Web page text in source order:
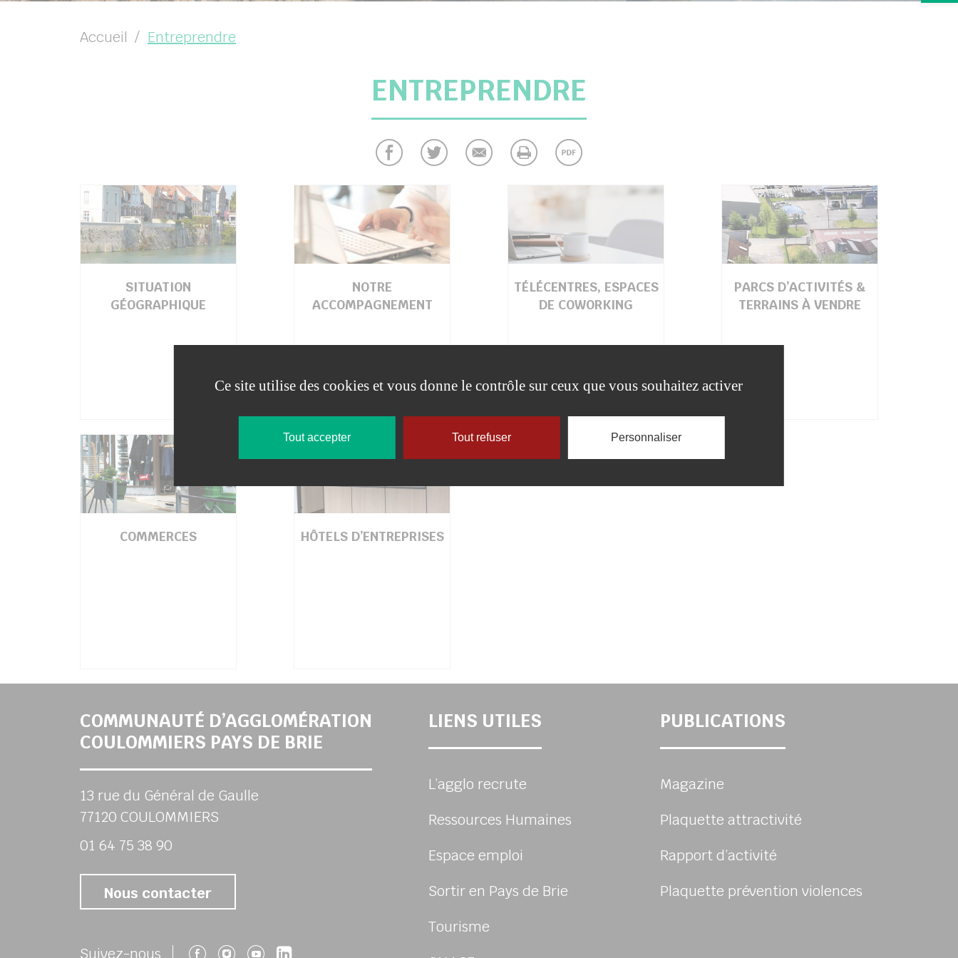
Accueil Entreprendre
ENTREPRENDRE
SITUATION
GÉOGRAPHIQUE
NOTRE
ACCOMPAGNEMENT
TÉLÉCENTRES, ESPACES
DE COWORKING
PARCS D’ACTIVITÉS &
TERRAINS À VENDRE
COMMERCES HÔTELS D’ENTREPRISES
COMMUNAUTÉ D’AGGLOMÉRATION
COULOMMIERS PAYS DE BRIE
13 rue du Général de Gaulle
77120 COULOMMIERS
01 64 75 38 90
Nous contacter
Suivez-nous Suivez-nous sur Facebook
Suivez-nous sur Instagram
Suivez-nous sur Youtube
Suivez-nous sur Linkedin
LIENS UTILES
L’agglo recrute
Ressources Humaines
Espace emploi
Sortir en Pays de Brie
Tourisme
PUBLICATIONS
Magazine
Plaquette attractivité
Rapport d’activité
Plaquette prévention violences
Ce site utilise des cookies et vous donne le contrôle sur ceux que vous souhaitez activer
Tout accepter Tout refuser Personnaliser